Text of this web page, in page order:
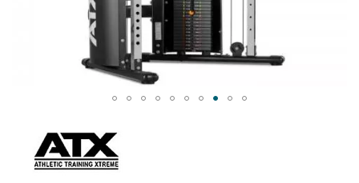
början
bildgalleriet